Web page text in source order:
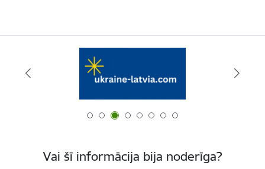
Vai šī informācija bija noderīga?